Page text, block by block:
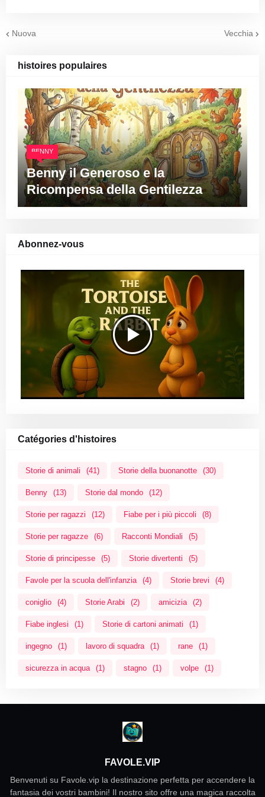
Nuova Vecchia
histoires populaires
BENNY
Benny il Generoso e la
Ricompensa della Gentilezza
Abonnez-vous
Catégories d'histoires
Storie di animali (41) Storie della buonanotte (30)
Benny (13) Storie dal mondo (12)
Storie per ragazzi (12) Fiabe per i più piccoli (8)
Storie per ragazze (6) Racconti Mondiali (5)
Storie di principesse (5) Storie divertenti (5)
Favole per la scuola dell'infanzia (4) Storie brevi (4)
coniglio (4) Storie Arabi (2) amicizia (2)
Fiabe inglesi (1) Storie di cartoni animati (1)
ingegno (1) lavoro di squadra (1) rane (1)
sicurezza in acqua (1) stagno (1) volpe (1)
FAVOLE.VIP
Benvenuti su Favole.vip la destinazione perfetta per accendere la
fantasia dei vostri bambini! Il nostro sito offre una magica raccolta